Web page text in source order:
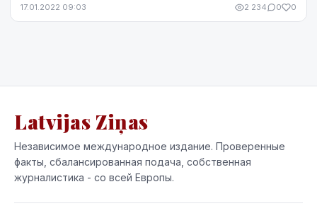
17.01.2022 09:03 2 234 0 0
Latvijas Ziņas
Независимое международное издание. Проверенные
факты, сбалансированная подача, собственная
журналистика - со всей Европы.